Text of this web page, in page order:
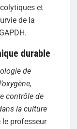
et
de la
durable
de
contrôle de
la culture
le professeur